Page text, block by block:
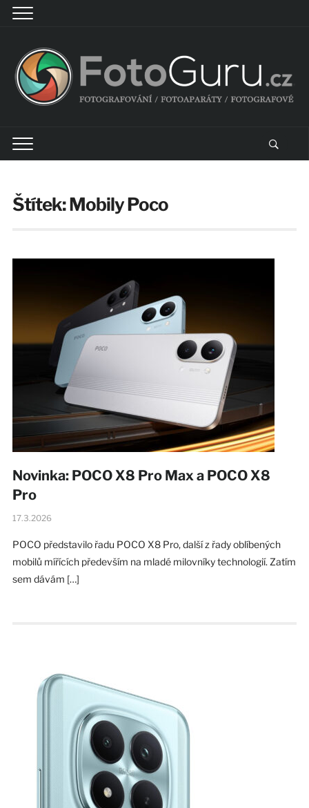
Štítek:Mobily Poco
Novinka: POCO X8 Pro Max a POCO X8
Pro
17.3.2026
POCO představilo řadu POCO X8 Pro, další z řady oblíbených
mobilů mířících především na mladé milovníky technologií. Zatím
sem dávám […]